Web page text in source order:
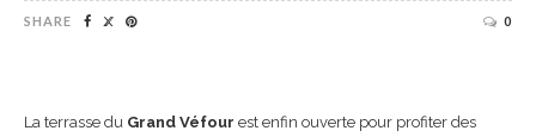
SHARE 0
La terrasse du Grand Véfour est enfin ouverte pour profiter des